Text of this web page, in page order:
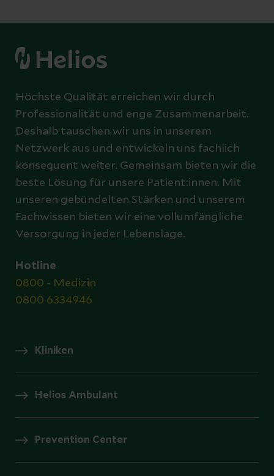
Höchste Qualität erreichen wir durch
Professionalität und enge Zusammenarbeit.
Deshalb tauschen wir uns in unserem
Netzwerk aus und entwickeln uns fachlich
konsequent weiter. Gemeinsam bieten wir die
beste Lösung für unsere Patient:innen. Mit
unseren gebündelten Stärken und unserem
Fachwissen bieten wir eine vollumfängliche
Versorgung in jeder Lebenslage.
Hotline
0800 - Medizin
0800 6334946
Kliniken
Helios Ambulant
Prevention Center